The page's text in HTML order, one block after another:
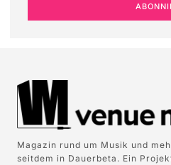
Magazin rund um Musik und
seitdem in Dauerbeta. Ein